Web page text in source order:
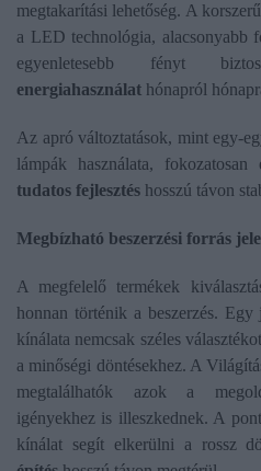
megtakarítási lehetőség. A
a LED technológia, alacsonyabb
egyenletesebb fényt
energiahasználat hónapról
Az apró változtatások, mint egy-
lámpák használata,
tudatos fejlesztés hosszú távon
Megbízható beszerzési forrás
A megfelelő termékek
honnan történik a beszerzés.
kínálata nemcsak széles
a minőségi döntésekhez. A
megtalálhatók azok a
igényekhez is illeszkednek. A
kínálat segít elkerülni a rossz